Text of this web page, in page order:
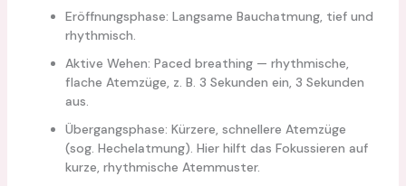
Eröffnungsphase: Langsame Bauchatmung, tief und
rhythmisch.
Aktive Wehen: Paced breathing — rhythmische,
flache Atemzüge, z. B. 3 Sekunden ein, 3 Sekunden
aus.
Übergangsphase: Kürzere, schnellere Atemzüge
(sog. Hechelatmung). Hier hilft das Fokussieren auf
kurze, rhythmische Atemmuster.